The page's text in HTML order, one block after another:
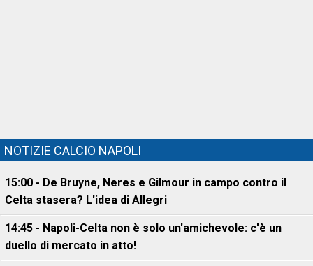
NOTIZIE CALCIO NAPOLI
15:00 - De Bruyne, Neres e Gilmour in campo contro il
Celta stasera? L'idea di Allegri
14:45 - Napoli-Celta non è solo un'amichevole: c'è un
duello di mercato in atto!